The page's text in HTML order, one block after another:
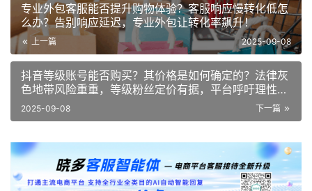
专业外包客服能否提升购物体验？客服响应慢转化低怎
么办？告别响应延迟，专业外包让转化率飙升！
上一篇 2025-09-08
抖音等级账号能否购买？其价格是如何确定的？法律灰
色地带风险重重，等级粉丝定价有据，平台呼吁理性发
展！
下一篇
2025-09-08